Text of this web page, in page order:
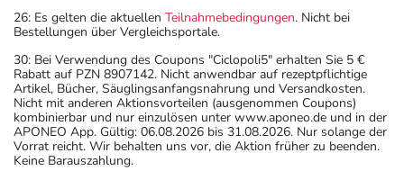
26: Es gelten die aktuellen Teilnahmebedingungen. Nicht bei
Bestellungen über Vergleichsportale.
30: Bei Verwendung des Coupons "Ciclopoli5" erhalten Sie 5 €
Rabatt auf PZN 8907142. Nicht anwendbar auf rezeptpflichtige
Artikel, Bücher, Säuglingsanfangsnahrung und Versandkosten.
Nicht mit anderen Aktionsvorteilen (ausgenommen Coupons)
kombinierbar und nur einzulösen unter www.aponeo.de und in der
APONEO App. Gültig: 06.08.2026 bis 31.08.2026. Nur solange der
Vorrat reicht. Wir behalten uns vor, die Aktion früher zu beenden.
Keine Barauszahlung.